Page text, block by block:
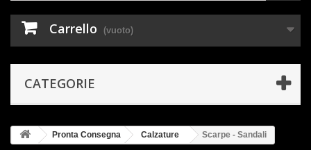
Carrello (vuoto)
CATEGORIE
Pronta Consegna Calzature Scarpe - Sandali